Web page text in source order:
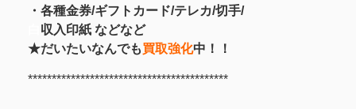
・各種金券/ギフトカード/テレカ/切手/
収入印紙 などなど
★だいたいなんでも買取強化中！！
******************************************